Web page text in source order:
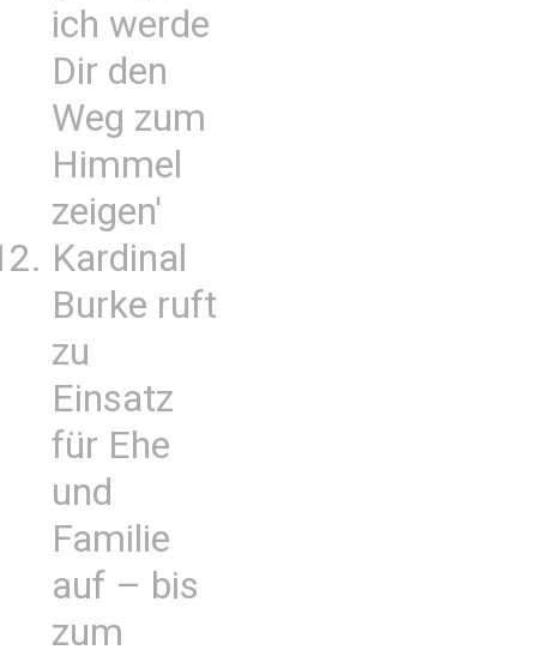
ich werde
Dir den
Weg zum
Himmel
zeigen'
Kardinal
Burke ruft
zu
Einsatz
für Ehe
und
Familie
auf – bis
zum